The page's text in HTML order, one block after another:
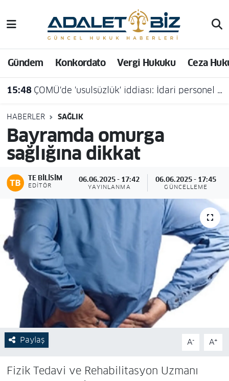
Gündem Konkordato Vergi Hukuku Ceza
15:48 ÇOMÜ'de 'usulsüzlük' iddiası: İdari personel açığa alındı
HABERLER SAĞLIK
Bayramda omurga
sağlığına dikkat
TE BILISIM
EDITÖR
06.06.2025 - 17:42
YAYINLANMA
06.06.2025 - 17:45
GÜNCELLEME
Paylaş A- A+
Fizik Tedavi ve Rehabilitasyon Uzmanı
Hava Durumu
Trafik Durumu
Süper Lig Puan Durumu ve Fikstür
Tüm Manşetler
Son Dakika Haberleri